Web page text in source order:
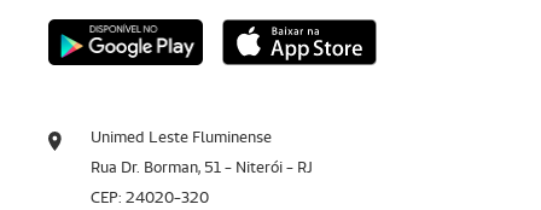
Unimed Leste Fluminense
Rua Dr. Borman, 51 - Niterói - RJ
CEP: 24020-320